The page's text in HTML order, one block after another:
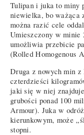
Tulipan i juka to miny
niewielka, bo ważąca
można razić cele
Umieszczony w minie
umożliwia przebicie
(Rolled Homogenous
Druga z nowych min
czterdzieści
jaki się w niej
grubości ponad 100
Armour). Juka w
kierunkowym, może
stopni.